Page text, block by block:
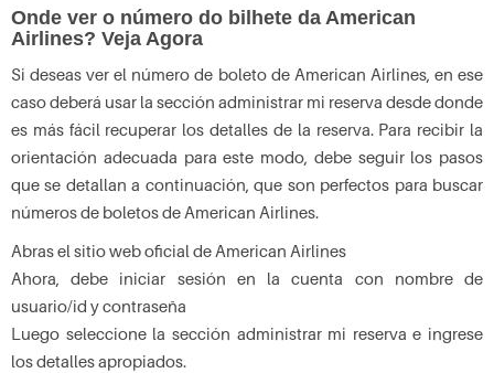
Onde ver o número do bilhete da American
Airlines? Veja Agora
Si deseas ver el número de boleto de American Airlines, en ese
caso deberá usar la sección administrar mi reserva desde donde
es más fácil recuperar los detalles de la reserva. Para recibir la
orientación adecuada para este modo, debe seguir los pasos
que se detallan a continuación, que son perfectos para buscar
números de boletos de American Airlines.
Abras el sitio web oficial de American Airlines
Ahora, debe iniciar sesión en la cuenta con nombre de
usuario/id y contraseña
Luego seleccione la sección administrar mi reserva e ingrese
los detalles apropiados.